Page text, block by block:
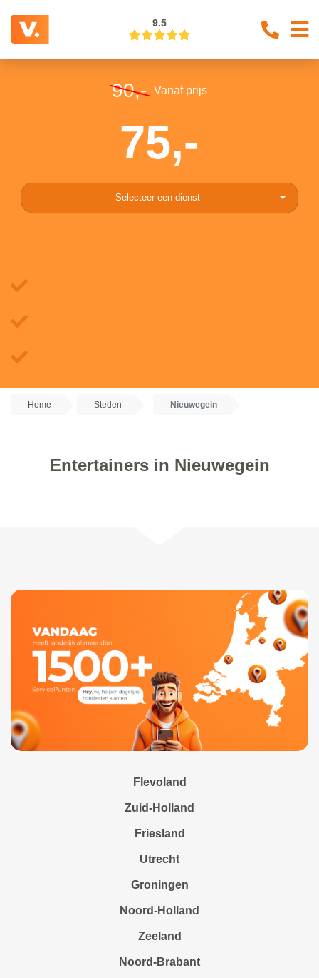
9.5
90,- Vanaf prijs
75,-
Selecteer een dienst
Home Steden Nieuwegein
Entertainers in Nieuwegein
Flevoland
Zuid-Holland
Friesland
Utrecht
Groningen
Noord-Holland
Zeeland
Noord-Brabant